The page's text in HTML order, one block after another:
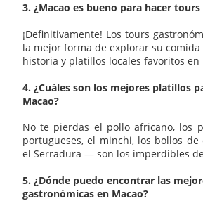
3. ¿Macao es bueno para hacer
¡Definitivamente! Los tours
la mejor forma de explorar su comida
historia y platillos locales favoritos en
4. ¿Cuáles son los mejores platillos
Macao?
No te pierdas el pollo africano, los
portugueses, el minchi, los bollos
el Serradura — son los imperdibles
5. ¿Dónde puedo encontrar las
gastronómicas en Macao?